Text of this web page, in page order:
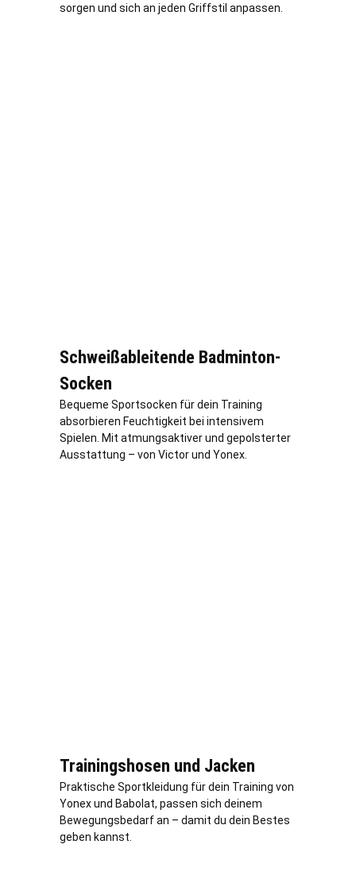
sorgen und sich an jeden Griffstil anpassen.
Schweißableitende Badminton-
Socken
Bequeme Sportsocken für dein Training
absorbieren Feuchtigkeit bei intensivem
Spielen. Mit atmungsaktiver und gepolsterter
Ausstattung – von Victor und Yonex.
Trainingshosen und Jacken
Praktische Sportkleidung für dein Training von
Yonex und Babolat, passen sich deinem
Bewegungsbedarf an – damit du dein Bestes
geben kannst.